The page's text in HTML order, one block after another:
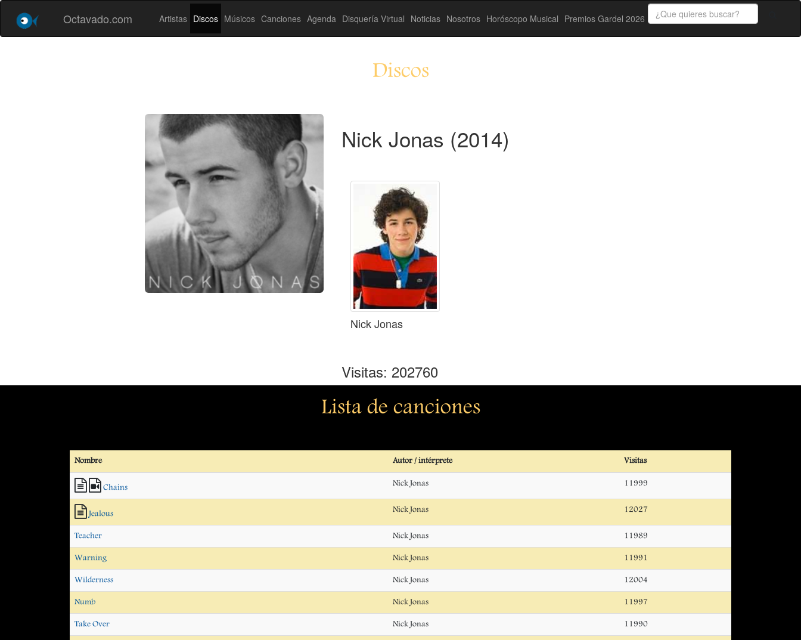
Octavado.com Artistas Discos Músicos Canciones Agenda Disquería Virtual Noticias Nosotros Horóscopo Musical Premios Gardel 2026
Discos
Nick Jonas (2014)
Nick Jonas
Visitas: 202760
Lista de canciones
Nombre Autor / intérprete Visitas
Chains Nick Jonas 11999
Jealous Nick Jonas 12027
Teacher Nick Jonas 11989
Warning Nick Jonas 11991
Wilderness Nick Jonas 12004
Numb Nick Jonas 11997
Take Over Nick Jonas 11990